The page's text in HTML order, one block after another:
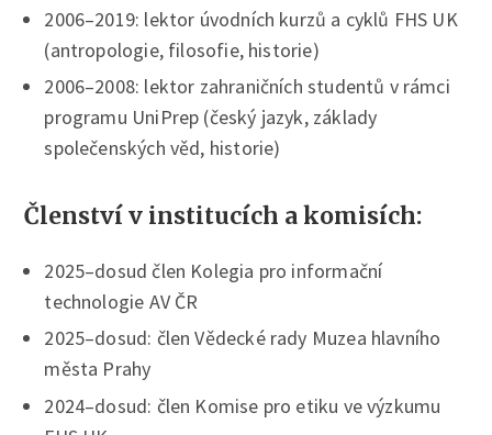
2006–2019: lektor úvodních kurzů a cyklů FHS UK
(antropologie, filosofie, historie)
2006–2008: lektor zahraničních studentů v rámci
programu UniPrep (český jazyk, základy
společenských věd, historie)
Členství v institucích a komisích:
2025–dosud člen Kolegia pro informační
technologie AV ČR
2025–dosud: člen Vědecké rady Muzea hlavního
města Prahy
2024–dosud: člen Komise pro etiku ve výzkumu